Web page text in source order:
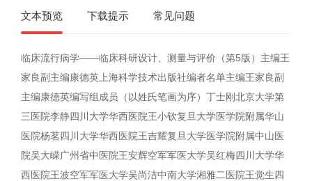
文本预览 下载提示 常见问题
临床流行病学——临床科研设计、测量与评价（第5版）主编王
家良副主编康德英上海科学技术出版社编者名单主编王家良副
主编康德英编写组成员（以姓氏笔画为序）丁士刚北京大学第
三医院李静四川大学华西医院王小钦复旦大学医学院附属华山
医院杨茗四川大学华西医院王吉耀复旦大学医学院附属中山医
院吴大嵘广州省中医院王安辉空军军医大学吴红梅四川大学华
西医院王波空军军医大学吴尚洁中南大学湘雅二医院王觉生四